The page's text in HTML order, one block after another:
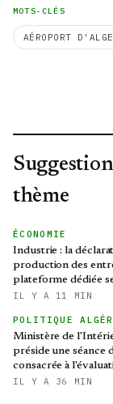
MOTS-CLÉS
AÉROPORT
thème
ÉCONOMIE
Industrie : la
production des
plateforme dédiée
jusqu'au 31 août
IL Y A 11 MIN
POLITIQUE
Ministère de l'Intérieur:
préside une séance
consacrée à
numérisation du
IL Y A 36 MIN